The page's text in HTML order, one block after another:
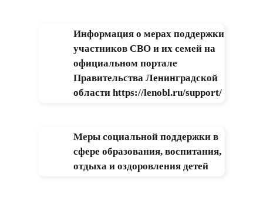
Информация о мерах поддержки
участников СВО и их семей на
официальном портале
Правительства Ленинградской
области https://lenobl.ru/support/
Меры социальной поддержки в
сфере образования, воспитания,
отдыха и оздоровления детей